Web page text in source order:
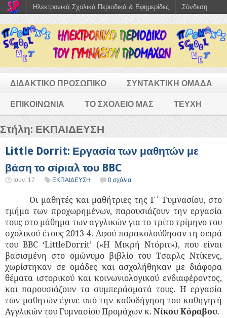
ΔΙΔΑΚΤΙΚΟ ΠΡΟΣΩΠΙΚΟ ΣΥΝΤΑΚΤΙΚΗ ΟΜΑΔΑ
ΕΠΙΚΟΙΝΩΝΙΑ ΤΟ ΣΧΟΛΕΙΟ ΜΑΣ ΤΕΥΧΗ
Στήλη: ΕΚΠΑΙΔΕΥΣΗ
Little Dorrit: Εργασία των μαθητών με
βάση το σίριαλ του BBC
Ιουν. 17 ΕΚΠΑΙΔΕΥΣΗ 0 σχόλια
Οι μαθητές και μαθήτριες της Γ΄ Γυμνασίου, στο
τμήμα των προχωρημένων, παρουσιάζουν την εργασία
τους στο μάθημα των αγγλικών για το τρίτο τρίμηνο του
σχολικού έτους 2013-4. Αφού παρακολούθησαν τη σειρά
του ΒΒC ‘LittleDorrit’ («Η Μικρή Ντόριτ»), που είναι
βασισμένη στο ομώνυμο βιβλίο του Τσαρλς Ντίκενς,
χωρίστηκαν σε ομάδες και ασχολήθηκαν με διάφορα
θέματα ιστορικού και κοινωνιολογικού ενδιαφέροντος,
και παρουσιάζουν τα συμπεράσματά τους. Η εργασία
των μαθητών έγινε υπό την καθοδήγηση του καθηγητή
Αγγλικών του Γυμνασίου Προμάχων κ. Νίκου Κόραβου.
Ηλεκτρονικά Σχολικά Περιοδικά & Εφημερίδες Σύνδεση